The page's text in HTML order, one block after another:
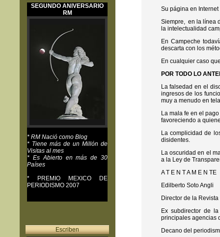
SEGUNDO ANIVERSARIO
RM
* RM Nació como Blog
* Tiene más de un Millón de
Visitas al mes
* Es Abierto en más de 30
Países
* PREMIO MEXICO DE
PERIODISMO 2007
Escriben
Su página en
Siempre, en la línea
la intelectualidad
En Campeche
descarta con los
En cualquier caso
POR TODO LO
La falsedad en el
ingresos de los
muy a menudo en
La mala fe en el
favoreciendo a
La complicidad de
disidentes.
La oscuridad en el
a la Ley de
A T E N T A M E N TE
Edilberto Soto Angli
Director de la Revista
Ex subdirector de
principales agencias
Decano del